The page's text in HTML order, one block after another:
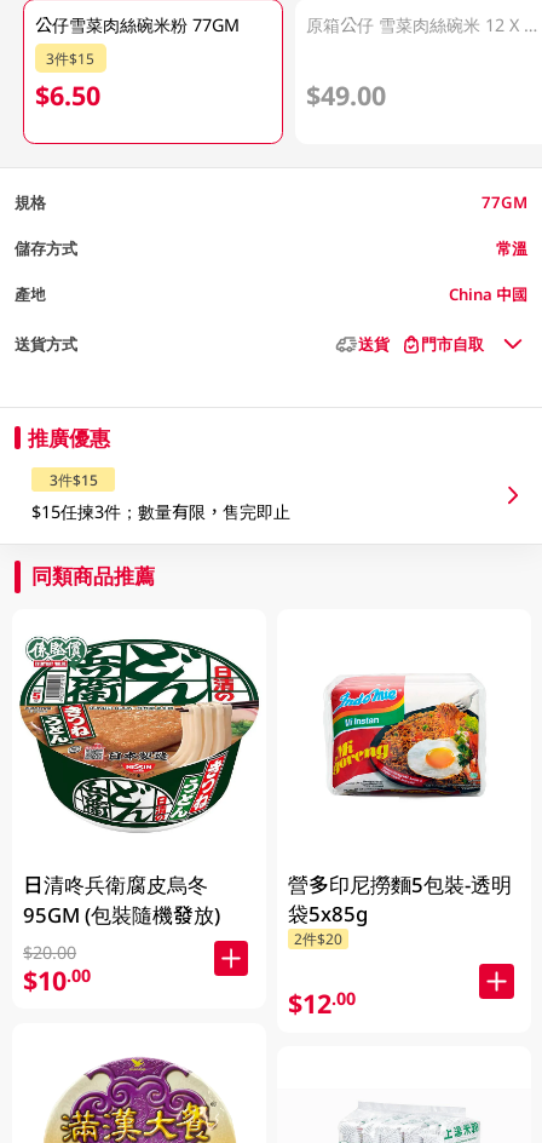
公仔雪菜肉絲碗米粉 77GM
3件$15
$6.50
原箱公仔 雪菜肉絲碗米 12 X 77GM
$49.00
規格 77GM
儲存方式 常溫
產地 China 中國
送貨方式 送貨 門市自取
推廣優惠
3件$15
$15任揀3件；數量有限，售完即止
同類商品推薦
日清咚兵衛腐皮烏冬
95GM (包裝隨機發放)
$20.00
$10.00
營多印尼撈麵5包裝-透明
袋5x85g
2件$20
$12.00